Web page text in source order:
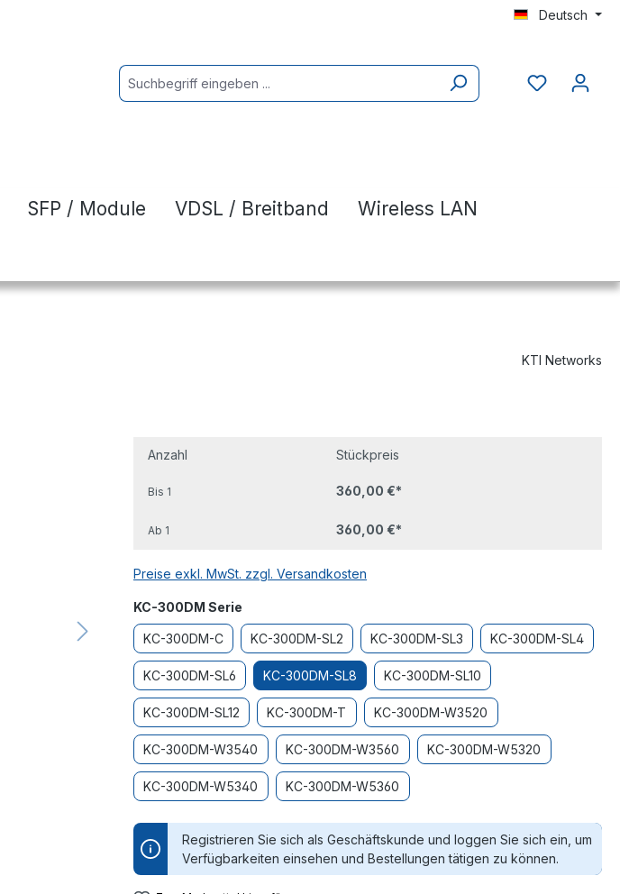
Deutsch
SFP / Module VDSL / Breitband Wireless LAN
KTI Networks
Anzahl Stückpreis
Bis 1 360,00 €*
Ab 1 360,00 €*
Preise exkl. MwSt. zzgl. Versandkosten
KC-300DM Serie
KC-300DM-C KC-300DM-SL2 KC-300DM-SL3 KC-300DM-SL4
KC-300DM-SL6 KC-300DM-SL8 KC-300DM-SL10
KC-300DM-SL12 KC-300DM-T KC-300DM-W3520
KC-300DM-W3540 KC-300DM-W3560 KC-300DM-W5320
KC-300DM-W5340 KC-300DM-W5360
Registrieren Sie sich als Geschäftskunde und loggen Sie sich ein, um
Verfügbarkeiten einsehen und Bestellungen tätigen zu können.